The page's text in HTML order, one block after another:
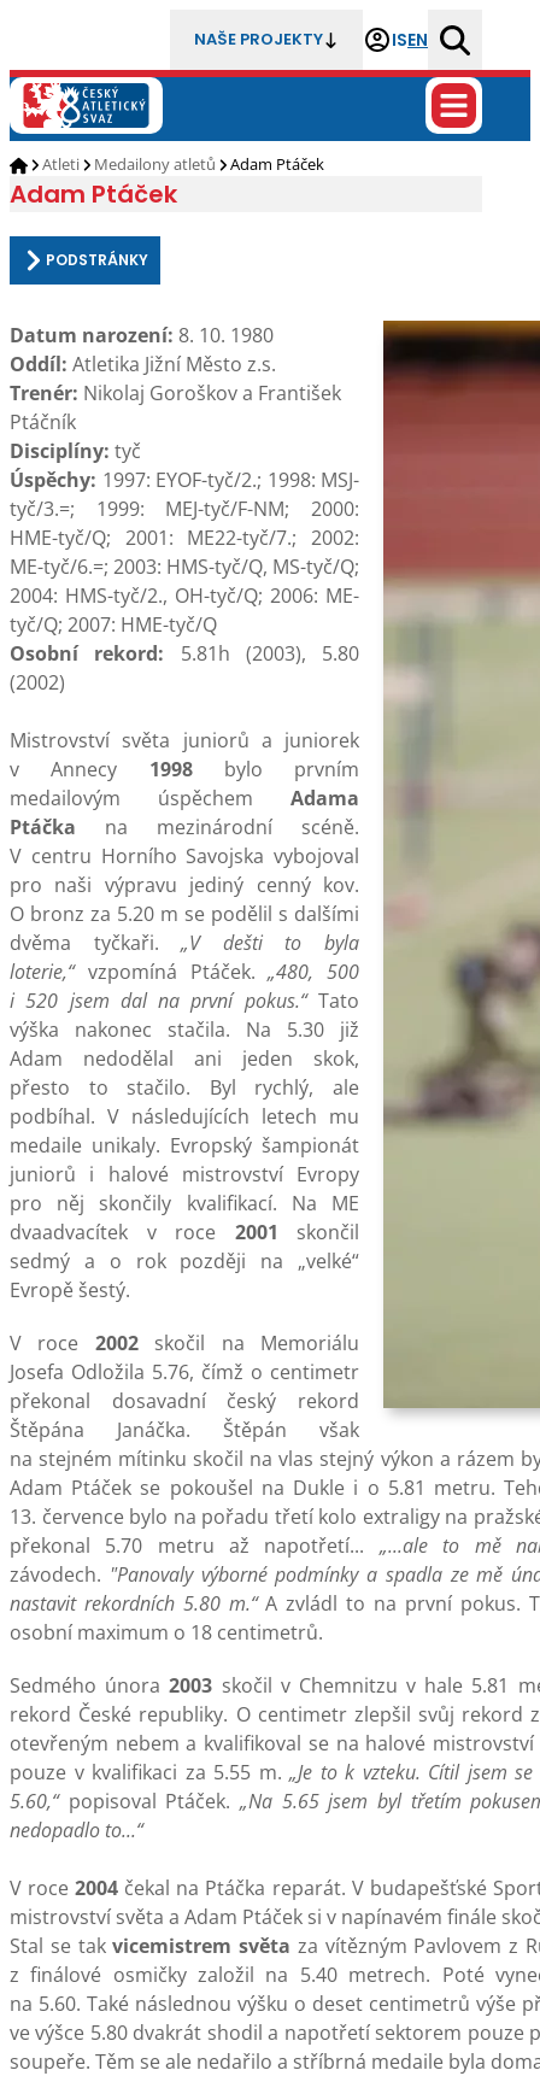
NAŠE PROJEKTY ISEN
Atleti Medailony atletů Adam Ptáček
Adam Ptáček
PODSTRÁNKY
Datum narození: 8. 10. 1980
Oddíl: Atletika Jižní Město z.s.
Trenér: Nikolaj Goroškov a František
Ptáčník
Disciplíny: tyč
Úspěchy: 1997: EYOF-tyč/2.; 1998: MSJ-
tyč/3.=; 1999: MEJ-tyč/F-NM; 2000:
HME-tyč/Q; 2001: ME22-tyč/7.; 2002:
ME-tyč/6.=; 2003: HMS-tyč/Q, MS-tyč/Q;
2004: HMS-tyč/2., OH-tyč/Q; 2006: ME-
tyč/Q; 2007: HME-tyč/Q
Osobní rekord: 5.81h (2003), 5.80
(2002)
Mistrovství světa juniorů a juniorek
v Annecy 1998bylo prvním
medailovým úspěchem Adama
Ptáčka na mezinárodní scéně.
V centru Horního Savojska vybojoval
pro naši výpravu jediný cenný kov.
O bronz za 5.20 m se podělil s dalšími
dvěma tyčkaři.„V dešti to byla
loterie,“vzpomíná Ptáček.„480, 500
i 520 jsem dal na první pokus.“Tato
výška nakonec stačila. Na 5.30 již
Adam nedodělal ani jeden skok,
přesto to stačilo. Byl rychlý, ale
podbíhal. V následujících letech mu
medaile unikaly. Evropský šampionát
juniorů i halové mistrovství Evropy
pro něj skončily kvalifikací. Na ME
dvaadvacítek v roce 2001 skončil
sedmý a o rok později na „velké“
Evropě šestý.
V roce 2002 skočil na Memoriálu
Josefa Odložila 5.76, čímž o centimetr
překonal dosavadní český rekord
Štěpána Janáčka. Štěpán však
na stejném mítinku skočil na vlas stejný výkon a rázem
Adam Ptáček se pokoušel na Dukle i o 5.81 metru.
13. července bylo na pořadu třetí kolo extraligy na
překonal 5.70 metru až napotřetí... „...ale to mě
závodech. "Panovaly výborné podmínky a spadla ze mě
nastavit rekordních 5.80 m.“A zvládl to na první pokus.
osobní maximum o 18 centimetrů.
Sedmého února2003 skočil v Chemnitzu v hale 5.81
rekord České republiky. O centimetr zlepšil svůj rekord
otevřeným nebem a kvalifikoval se na halové mistrovství
pouze v kvalifikaci za 5.55 m. „Je to k vzteku. Cítil jsem
5.60,“popisoval Ptáček. „Na 5.65 jsem byl třetím
nedopadlo to...“
V roce2004 čekal na Ptáčka reparát. V budapešťské
mistrovství světa a Adam Ptáček si v napínavém finále
Stal se takvicemistrem světa za vítězným Pavlovem z
z finálové osmičky založil na 5.40 metrech. Poté
na 5.60. Také následnou výšku o deset centimetrů výše
ve výšce 5.80 dvakrát shodil a napotřetí sektorem pouze
soupeře. Těm se ale nedařilo a stříbrná medaile byla